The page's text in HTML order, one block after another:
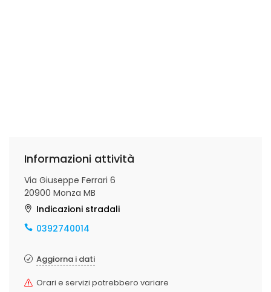
Informazioni attività
Via Giuseppe Ferrari 6
20900 Monza MB
Indicazioni stradali
0392740014
Aggiorna i dati
Orari e servizi potrebbero variare